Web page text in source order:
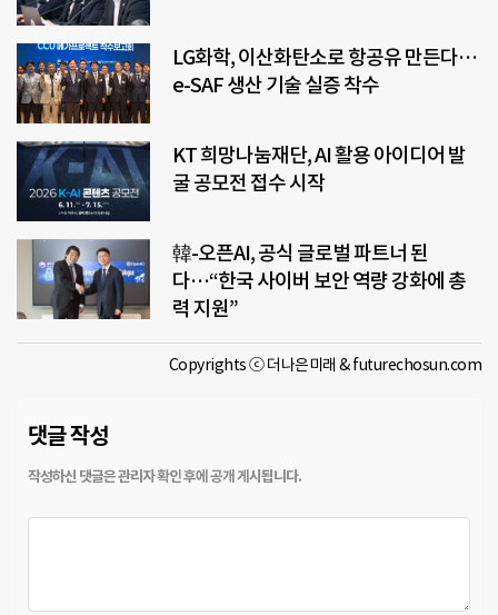
LG화학, 이산화탄소로 항공유 만든다…
e-SAF 생산 기술 실증 착수
KT 희망나눔재단, AI 활용 아이디어 발
굴 공모전 접수 시작
韓-오픈AI, 공식 글로벌 파트너 된
다…“한국 사이버 보안 역량 강화에 총
력 지원”
Copyrights ⓒ 더나은미래 & futurechosun.com
댓글 작성